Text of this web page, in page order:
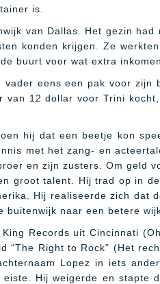
is.
van Dallas. Het gezin
konden krijgen. Ze
buurt voor wat extra inkomen.
eens een pak voor zijn
12 dollar voor Trini
hij dat een beetje kon
met het zang- en
en zijn zusters. Om geld
groot talent. Hij trad op in
Hij realiseerde zich dat
naar een betere
Records uit Cincinnati
“The Right to Rock” (Het
Lopez in iets
Hij weigerde en